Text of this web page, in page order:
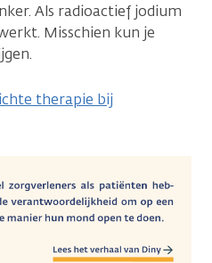
Als radioactief jodium
Misschien kun je
therapie bij